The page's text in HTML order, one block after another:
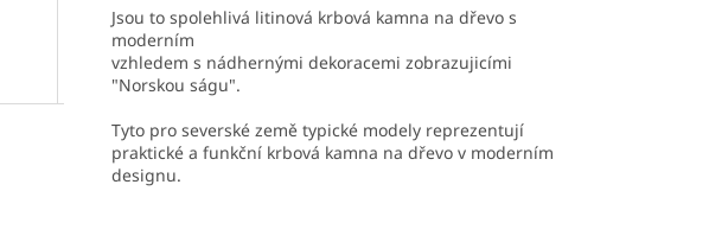
Jsou to spolehlivá litinová krbová kamna na dřevo s
moderním
vzhledem s nádhernými dekoracemi zobrazujicími
"Norskou ságu".
Tyto pro severské země typické modely reprezentují
praktické a funkční krbová kamna na dřevo v moderním
designu.